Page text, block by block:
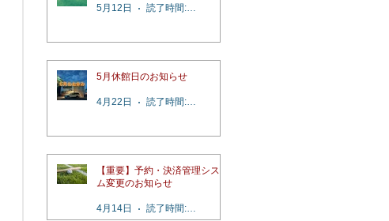
5月12日 読了時間: 2分
5月休館日のお知らせ
4月22日 読了時間: 1分
【重要】予約・決済管理システ
ム変更のお知らせ
4月14日 読了時間: 4分